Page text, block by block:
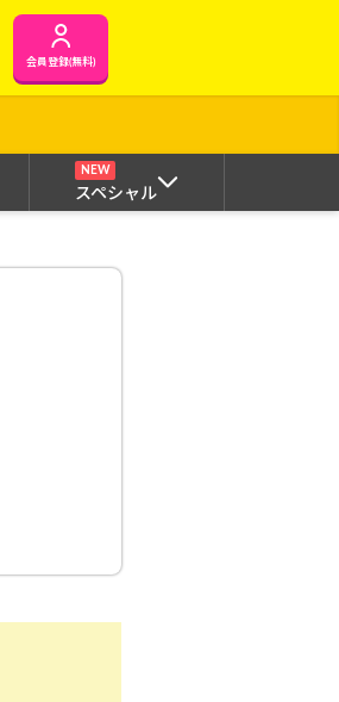
会員登録(無料)
NEW
スペシャル